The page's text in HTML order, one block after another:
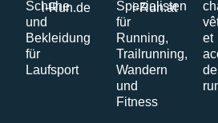
i-Run.de i-Run.at